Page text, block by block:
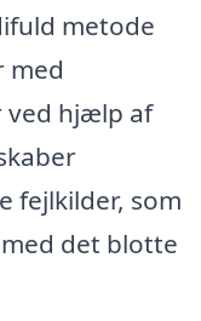
metode
med
ved hjælp af
fejlkilder, som
det blotte